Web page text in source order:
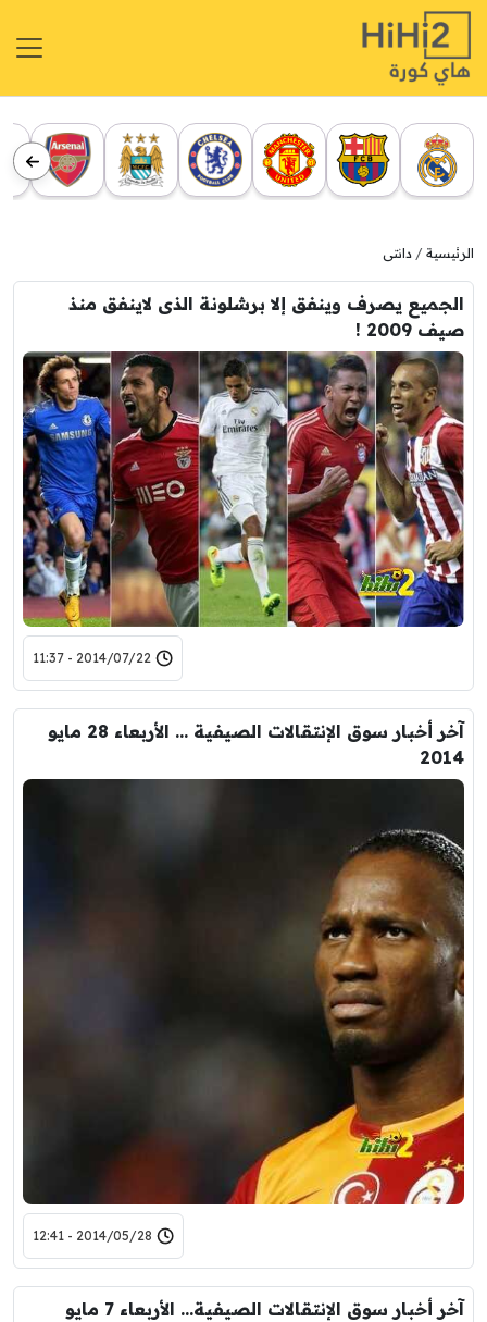
الرئيسية دانتى
الجميع يصرف وينفق إلا برشلونة الذى لاينفق منذ
صيف 2009 !
2014/07/22 - 11:37
آخر أخبار سوق الإنتقالات الصيفية … الأربعاء 28 مايو
2014
2014/05/28 - 12:41
آخر أخبار سوق الإنتقالات الصيفية… الأربعاء 7 مايو